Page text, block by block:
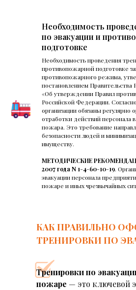
Необходимость
по эвакуации и
подготовке
Необходимость проведения
противопожарной подготовке
противопожарного режима,
постановлением Правительства
«Об утверждении Правил
Российской Федерации.
организации обязаны регулярно
отработки действий персонала
пожара. Это требование
безопасности людей и
имуществу.
МЕТОДИЧЕСКИЕ
2007года N 1-4-60-10-19.
эвакуации персонала
пожаре и иных чрезвычайных
Тренировки по
пожаре — это ключевой
КАК ПРАВИЛЬНО
ТРЕНИРОВКИ ПО